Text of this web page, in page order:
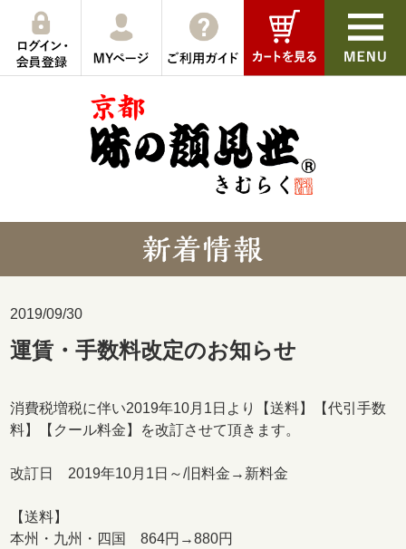
2019/09/30
運賃・手数料改定のお知らせ
消費税増税に伴い2019年10月1日より【送料】【代引手数
料】【クール料金】を改訂させて頂きます。
改訂日 2019年10月1日～/旧料金→新料金
【送料】
本州・九州・四国 864円→880円